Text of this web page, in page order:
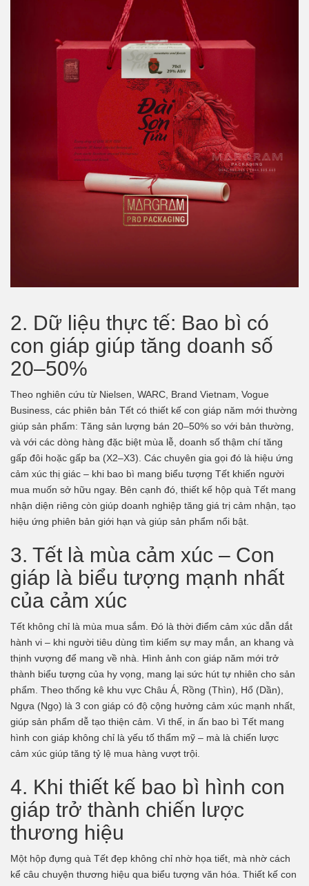
2. Dữ liệu thực tế: Bao bì có
con giáp giúp tăng doanh số
20–50%
Theo nghiên cứu từ Nielsen, WARC, Brand Vietnam, Vogue
Business, các phiên bản Tết có thiết kế con giáp năm mới thường
giúp sản phẩm: Tăng sản lượng bán 20–50% so với bản thường,
và với các dòng hàng đặc biệt mùa lễ, doanh số thậm chí tăng
gấp đôi hoặc gấp ba (X2–X3). Các chuyên gia gọi đó là hiệu ứng
cảm xúc thị giác – khi bao bì mang biểu tượng Tết khiến người
mua muốn sở hữu ngay. Bên cạnh đó, thiết kế hộp quà Tết mang
nhận diện riêng còn giúp doanh nghiệp tăng giá trị cảm nhận, tạo
hiệu ứng phiên bản giới hạn và giúp sản phẩm nổi bật.
3. Tết là mùa cảm xúc – Con
giáp là biểu tượng mạnh nhất
của cảm xúc
Tết không chỉ là mùa mua sắm. Đó là thời điểm cảm xúc dẫn dắt
hành vi – khi người tiêu dùng tìm kiếm sự may mắn, an khang và
thịnh vượng để mang về nhà. Hình ảnh con giáp năm mới trở
thành biểu tượng của hy vọng, mang lại sức hút tự nhiên cho sản
phẩm. Theo thống kê khu vực Châu Á, Rồng (Thìn), Hổ (Dần),
Ngựa (Ngọ) là 3 con giáp có độ cộng hưởng cảm xúc mạnh nhất,
giúp sản phẩm dễ tạo thiện cảm. Vì thế, in ấn bao bì Tết mang
hình con giáp không chỉ là yếu tố thẩm mỹ – mà là chiến lược
cảm xúc giúp tăng tỷ lệ mua hàng vượt trội.
4. Khi thiết kế bao bì hình con
giáp trở thành chiến lược
thương hiệu
Một hộp đựng quà Tết đẹp không chỉ nhờ họa tiết, mà nhờ cách
kể câu chuyện thương hiệu qua biểu tượng văn hóa. Thiết kế con